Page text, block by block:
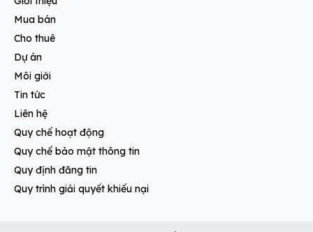
Mua bán
Cho thuê
Dự án
Môi giới
Tin tức
Liên hệ
Quy chế hoạt động
Quy chế bảo mật thông tin
Quy định đăng tin
Quy trình giải quyết khiếu nại